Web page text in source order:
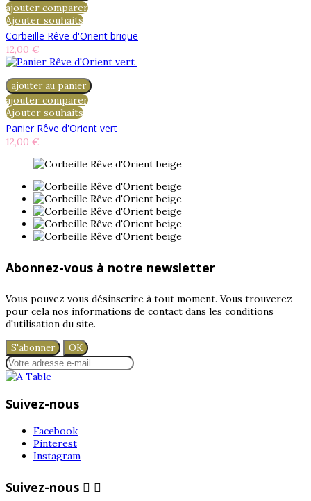
ajouter comparer
Ajouter souhaits
Corbeille Rêve d'Orient brique
12,00 €
ajouter au panier
ajouter comparer
Ajouter souhaits
Panier Rêve d'Orient vert
12,00 €
Abonnez-vous à notre newsletter
Vous pouvez vous désinscrire à tout moment. Vous trouverez
pour cela nos informations de contact dans les conditions
d'utilisation du site.
Suivez-nous
Facebook
Pinterest
Instagram
Suivez-nous  